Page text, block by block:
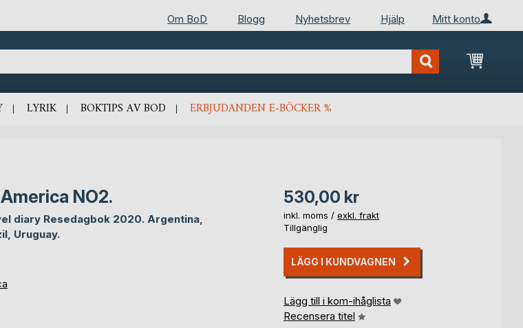
Mitt konto
Om BoD Blogg Nyhetsbrev Hjälp
Min
LYRIK BOKTIPS AV BOD ERBJUDANDEN E-BÖCKER %
NO2.
diary Resedagbok 2020. Argentina,
Uruguay.
530,00 kr
inkl. moms / exkl. frakt
Tillgänglig
LÄGG I KUNDVAGNEN
Lägg till i kom-ihåglista
Recensera titel